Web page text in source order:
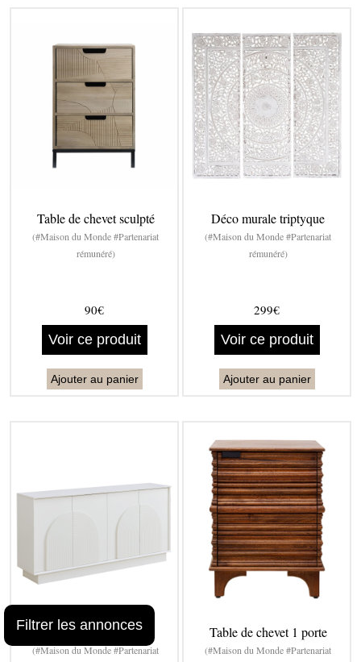
Table de chevet sculpté
(#Maison du Monde #Partenariat
rémunéré)
90€
Voir ce produit
Ajouter au panier
Déco murale triptyque
(#Maison du Monde #Partenariat
rémunéré)
299€
Voir ce produit
Ajouter au panier
Buffet blanc sculpté
(#Maison du Monde #Partenariat
Table de chevet 1 porte
(#Maison du Monde #Partenariat
Filtrer les annonces